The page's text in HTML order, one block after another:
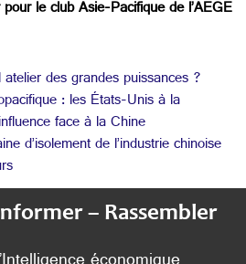
le club Asie-Pacifique de l’AEGE
des grandes puissances ?
: les États-Unis à la
face à la Chine
d’isolement de l’industrie chinoise
– Rassembler